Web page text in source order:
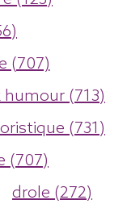
(707)
humour (713)
(731)
(707)
drole (272)